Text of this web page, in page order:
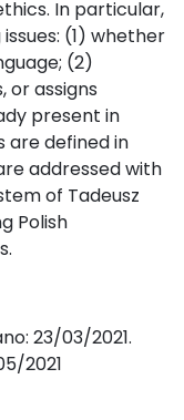
In particular,
(1) whether
(2)
or assigns
present in
are defined in
addressed with
of Tadeusz
Polish
23/03/2021.
2021